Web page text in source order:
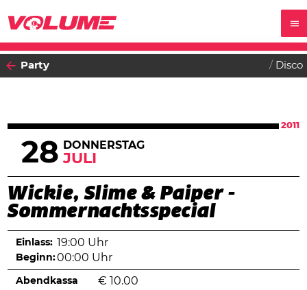
Party Disco
2011
28 DONNERSTAG
JULI
Wickie, Slime & Paiper -
Sommernachtsspecial
Einlass: 19:00 Uhr
Beginn:00:00 Uhr
Abendkassa € 10.00